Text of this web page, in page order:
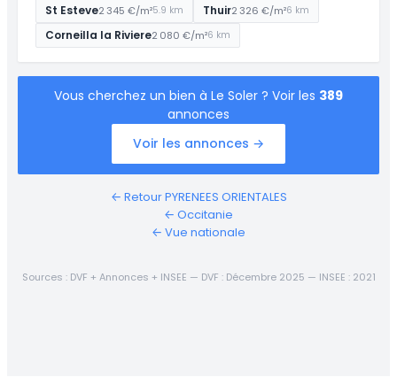
St Esteve2 345 €/m²5.9 km Thuir2 326 €/m²6 km
Corneilla la Riviere2 080 €/m²6 km
Vous cherchez un bien à Le Soler ? Voir les 389
annonces
Voir les annonces →
← Retour PYRENEES ORIENTALES
← Occitanie
← Vue nationale
Sources : DVF + Annonces + INSEE — DVF : Décembre 2025 — INSEE : 2021